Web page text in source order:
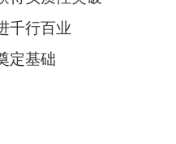
千行百业
定基础